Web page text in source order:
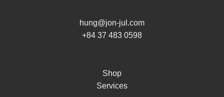
hung@jon-jul.com
+84 37 483 0598
Shop
Services